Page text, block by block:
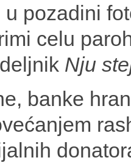
pozadini
celu
Nju
banke